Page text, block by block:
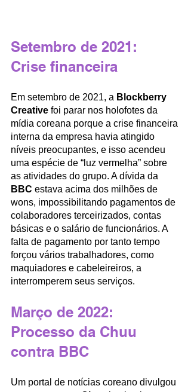
Setembro de 2021:
Crise financeira
Em setembro de 2021, a Blockberry
Creative foi parar nos holofotes da
mídia coreana porque a crise financeira
interna da empresa havia atingido
níveis preocupantes, e isso acendeu
uma espécie de “luz vermelha” sobre
as atividades do grupo. A dívida da
BBC estava acima dos milhões de
wons, impossibilitando pagamentos de
colaboradores terceirizados, contas
básicas e o salário de funcionários. A
falta de pagamento por tanto tempo
forçou vários trabalhadores, como
maquiadores e cabeleireiros, a
interromperem seus serviços.
Março de 2022:
Processo da Chuu
contra BBC
Um portal de notícias coreano divulgou